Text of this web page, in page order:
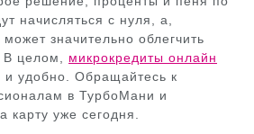
начисляться с нуля, а,
значительно облегчить
В целом, микрокредиты онлайн
и удобно. Обращайтесь к
в ТурбоМани и
карту уже сегодня.